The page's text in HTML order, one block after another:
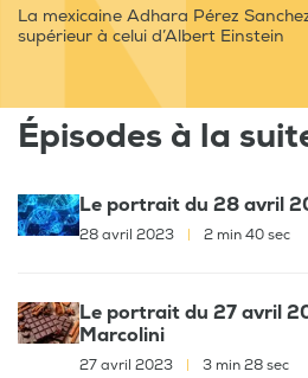
La mexicaine Adhara Pérez
supérieur à celui d’Albert Einstein
Épisodes à la
Le portrait du 28 avril
28 avril 2023 2 min 40 sec
Le portrait du 27 avril
Marcolini
27 avril 2023 3 min 28 sec